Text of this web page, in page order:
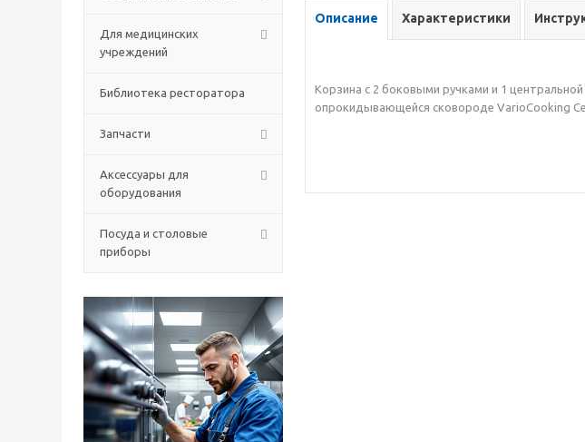
Для медицинских
учреждений
Библиотека ресторатора
Запчасти
Аксессуары для
оборудования
Посуда и столовые
приборы
Описание Характеристики
Корзина с 2 боковыми ручками и 1
опрокидывающейся сковороде VarioCooking